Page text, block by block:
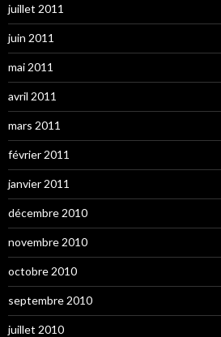
juillet 2011
juin 2011
mai 2011
avril 2011
mars 2011
février 2011
janvier 2011
décembre 2010
novembre 2010
octobre 2010
septembre 2010
juillet 2010